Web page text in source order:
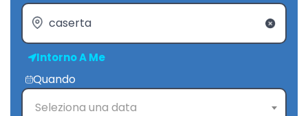
Intorno A Me
Quando
Seleziona una data